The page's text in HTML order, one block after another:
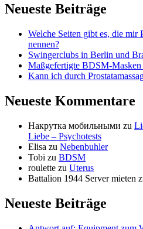
Neueste Beiträge
Welche Seiten gibt es, die mir
nennen?
Swingerclubs in Berlin und
Maßgefertigte BDSM-
Kann ich durch
Neueste Kommentare
Накрутка мобильными zu
Liebe – Psychotests
Elisa zu Nebenbuhler
Tobi zu BDSM
roulette zu Uterus
Battalion 1944 Server mieten
Neueste Beiträge